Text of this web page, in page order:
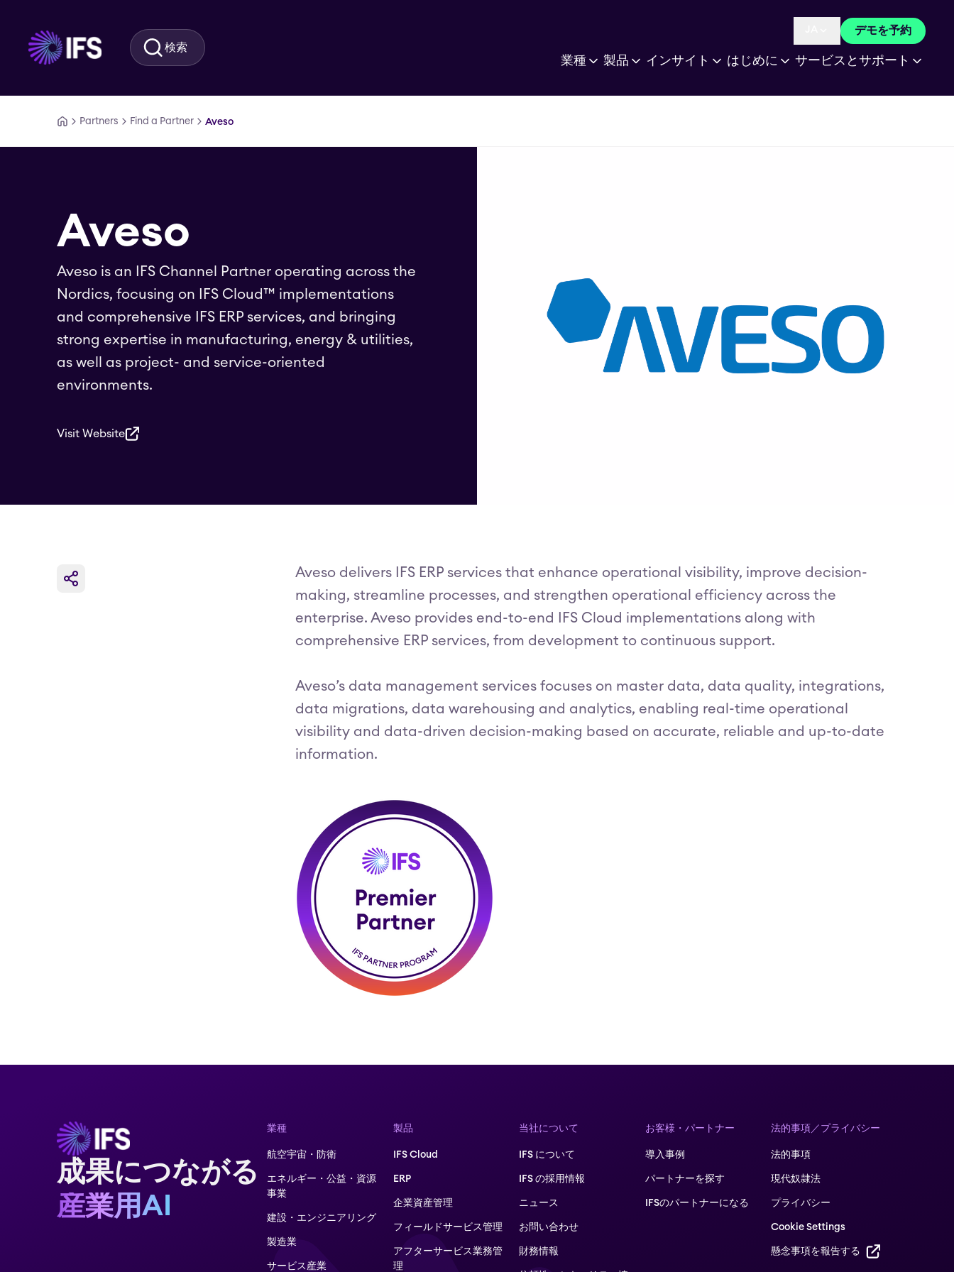
検索
Language selected is
デモを予約
業種 製品 インサイト はじめに サービスとサポート
Partners Find a Partner Aveso
Aveso
Aveso is an IFS Channel Partner operating across the
Nordics, focusing on IFS Cloud™️ implementations
and comprehensive IFS ERP services, and bringing
strong expertise in manufacturing, energy & utilities,
as well as project- and service-oriented
environments.
Visit Website
Aveso delivers IFS ERP services that enhance operational visibility, improve decision-
making, streamline processes, and strengthen operational efficiency across the
enterprise. Aveso provides end-to-end IFS Cloud implementations along with
comprehensive ERP services, from development to continuous support.
Aveso’s data management services focuses on master data, data quality, integrations,
data migrations, data warehousing and analytics, enabling real-time operational
visibility and data-driven decision-making based on accurate, reliable and up-to-date
information.
成果につながる
産業用AI
業種
航空宇宙・防衛
エネルギー・公益・資源
事業
建設・エンジニアリング
製造業
サービス産業
製品
IFS Cloud
ERP
企業資産管理
フィールドサービス管理
アフターサービス業務管
理​
当社について
IFS について
IFS の採用情報
ニュース
お問い合わせ
財務情報
お客様・パートナー
導入事例
パートナーを探す
IFSのパートナーになる
法的事項／プライバシー
法的事項
現代奴隷法
プライバシー
Cookie Settings
懸念事項を報告する